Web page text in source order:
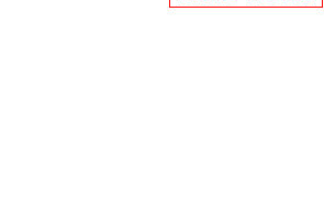
เพื่อดำเนินการไปให้ถึงผู้บงการให้มากที่สุด